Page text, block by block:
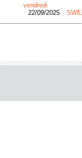
vendredi
22/09/2025